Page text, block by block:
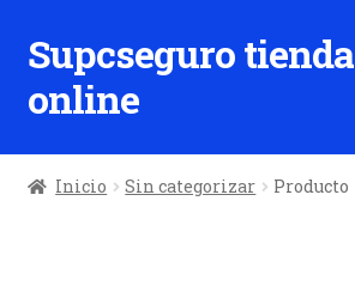
Ir
a
la
Ir
al
contenido
Supcseguro tienda
online
Inicio Sin categorizar Producto